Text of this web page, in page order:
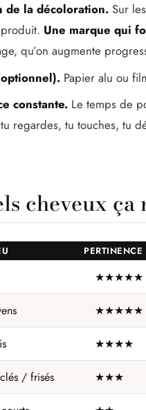
de la décoloration. Sur
Une marque qui
qu’on augmente
Papier alu ou
constante. Le temps de
regardes, tu touches, tu
cheveux
PERTINENCE
★★★★★
★★★★★
★★★★
/ frisés ★★★